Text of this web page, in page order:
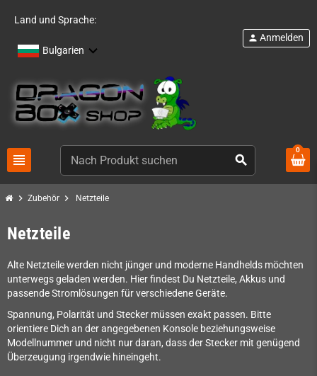
Land und Sprache:
Bulgarien
view_headline search
person Anmelden
0
chevron_right Zubehör chevron_right Netzteile
Netzteile
Alte Netzteile werden nicht jünger und moderne Handhelds möchten
unterwegs geladen werden. Hier findest Du Netzteile, Akkus und
passende Stromlösungen für verschiedene Geräte.
Spannung, Polarität und Stecker müssen exakt passen. Bitte
orientiere Dich an der angegebenen Konsole beziehungsweise
Modellnummer und nicht nur daran, dass der Stecker mit genügend
Überzeugung irgendwie hineingeht.